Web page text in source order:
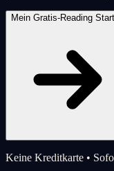
Mein Gratis-Reading
Keine Kreditkarte •